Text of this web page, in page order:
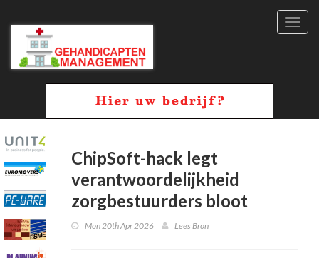
ChipSoft-hack legt
verantwoordelijkheid
zorgbestuurders bloot
Mon 20th Apr 2026 Lees Bron